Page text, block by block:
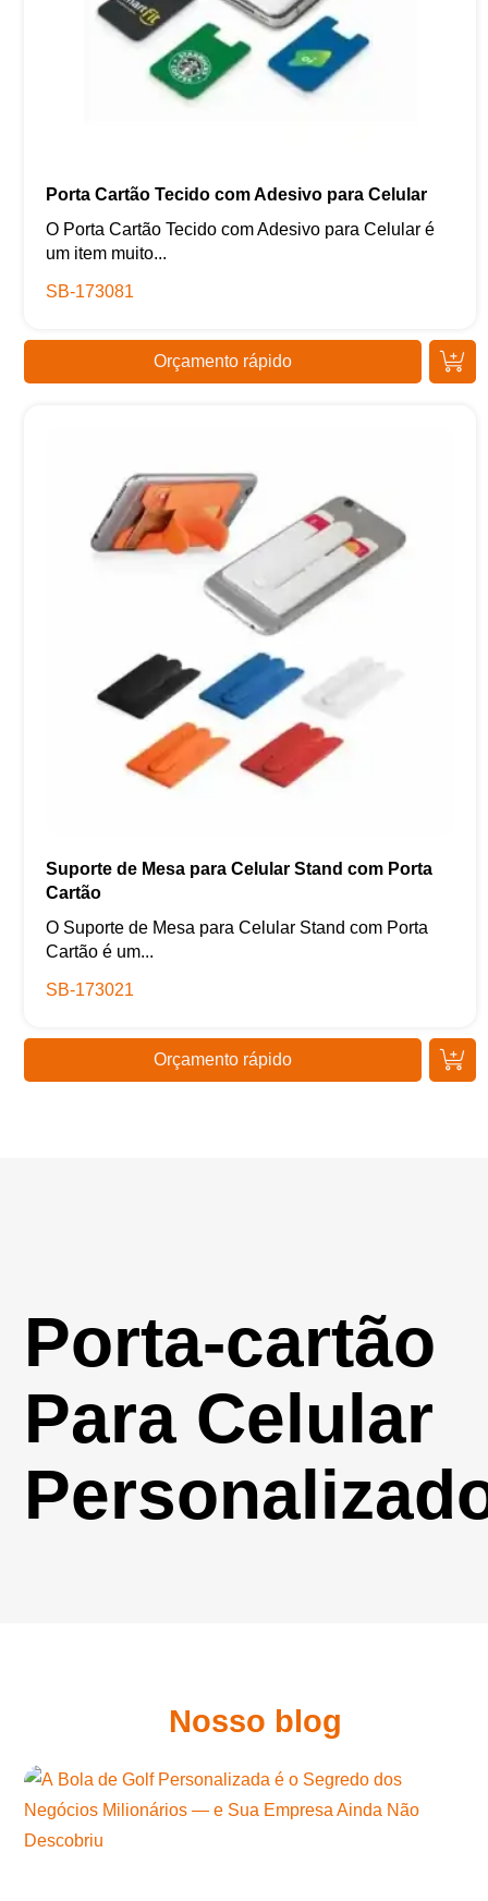
Porta Cartão Tecido com Adesivo para Celular
O Porta Cartão Tecido com Adesivo para Celular é
um item muito...
SB-173081
Orçamento rápido
Suporte de Mesa para Celular Stand com Porta
Cartão
O Suporte de Mesa para Celular Stand com Porta
Cartão é um...
SB-173021
Orçamento rápido
Porta-cartão
Para Celular
Nosso blog